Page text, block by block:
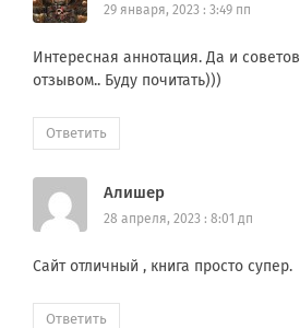
29 января, 2023 : 3:49 пп
Интересная аннотация. Да и
отзывом.. Буду почитать)))
Ответить
Алишер
28 апреля, 2023 : 8:01 дп
Сайт отличный , книга просто супер.
Ответить